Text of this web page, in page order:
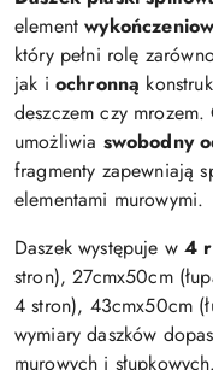
element
który pełni rolę
jak i ochronną
deszczem czy
umożliwia swobodny
fragmenty zapewniają
elementami murowymi.
Daszek występuje w4
stron), 27cmx50cm
4 stron), 43cmx50cm
wymiary daszków
murowych i słupkowych.